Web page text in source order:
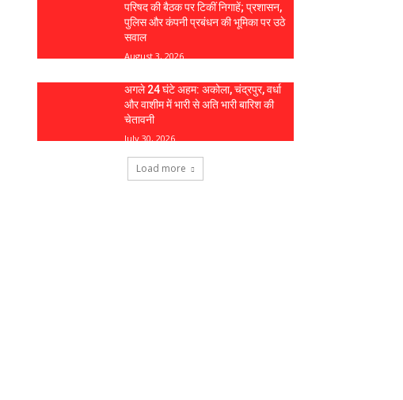
परिषद की बैठक पर टिकीं निगाहें; प्रशासन,
पुलिस और कंपनी प्रबंधन की भूमिका पर उठे
सवाल
August 3, 2026
अगले 24 घंटे अहम: अकोला, चंद्रपुर, वर्धा
और वाशीम में भारी से अति भारी बारिश की
चेतावनी
July 30, 2026
Load more